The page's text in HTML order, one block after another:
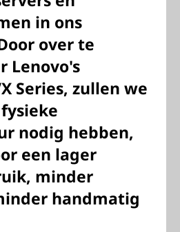
in ons
over te
Lenovo's
Series, zullen we
nodig hebben,
een lager
minder
handmatig